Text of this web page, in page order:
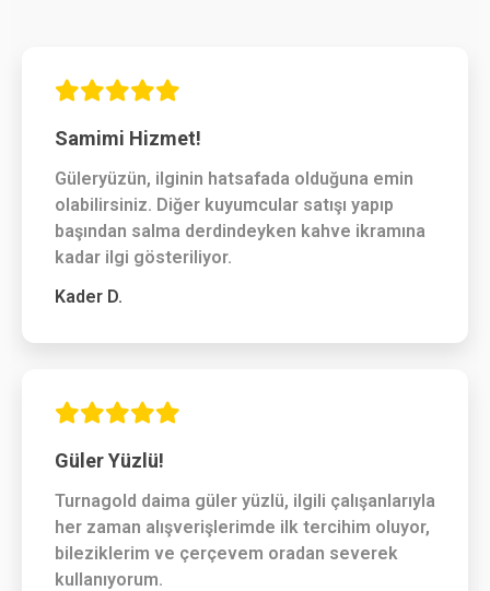
Samimi Hizmet!
Güleryüzün, ilginin hatsafada olduğuna emin
olabilirsiniz. Diğer kuyumcular satışı yapıp
başından salma derdindeyken kahve ikramına
kadar ilgi gösteriliyor.
Kader D.
Güler Yüzlü!
Turnagold daima güler yüzlü, ilgili çalışanlarıyla
her zaman alışverişlerimde ilk tercihim oluyor,
bileziklerim ve çerçevem oradan severek
kullanıyorum.